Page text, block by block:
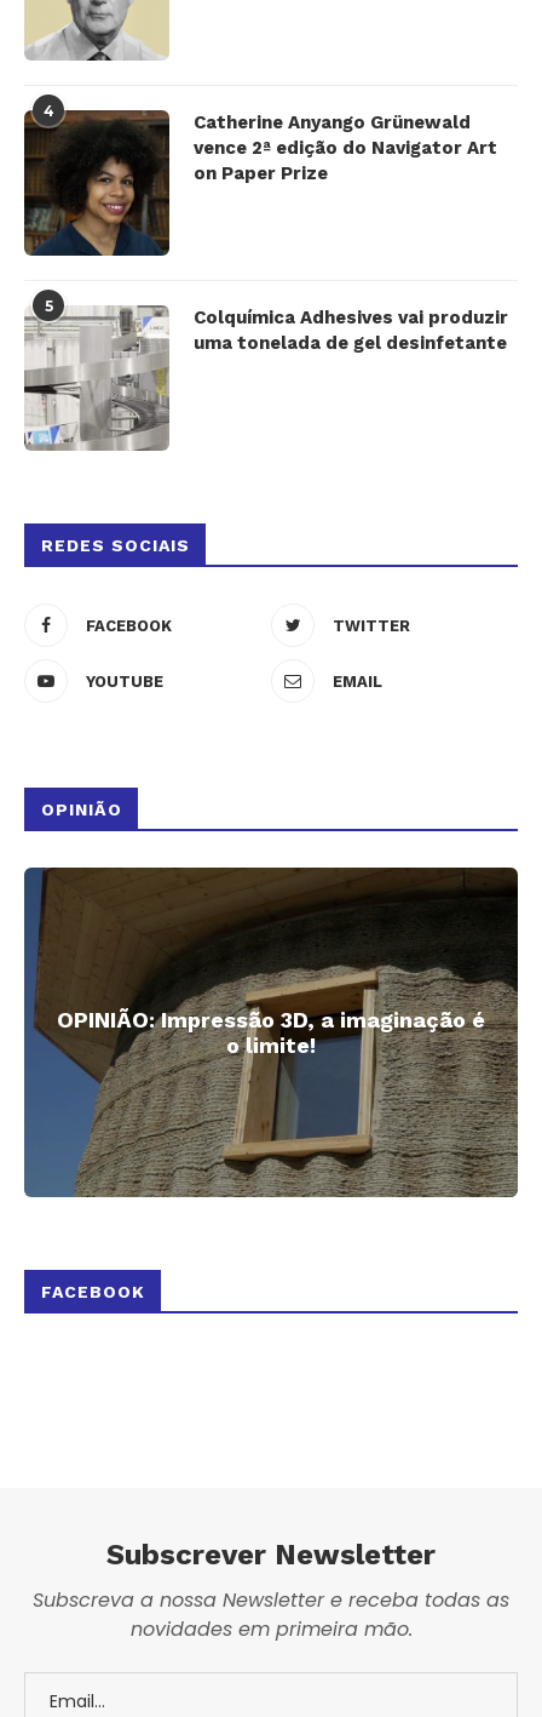
4
Catherine Anyango Grünewald
vence 2ª edição do Navigator Art
on Paper Prize
5
Colquímica Adhesives vai produzir
uma tonelada de gel desinfetante
REDES SOCIAIS
FACEBOOK TWITTER
YOUTUBE EMAIL
OPINIÃO
OPINIÃO: Impressão 3D, a imaginação é
o limite!
FACEBOOK
Subscrever Newsletter
Subscreva a nossa Newsletter e receba todas as
novidades em primeira mão.